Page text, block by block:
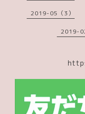
2019-05（3）
2019-